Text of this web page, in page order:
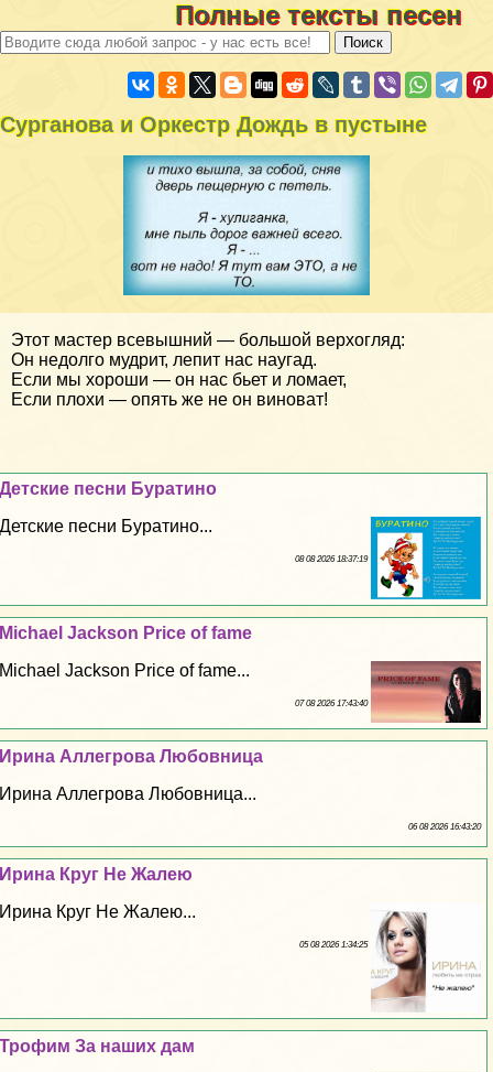
Полные тексты песен
Сурганова и Оркестр Дождь в пустыне
Этот мастер всевышний — большой верхогляд:
Он недолго мудрит, лепит нас наугад.
Если мы хороши — он нас бьет и ломает,
Если плохи — опять же не он виноват!
Детские песни Буратино
Детские песни Буратино...
08 08 2026 18:37:19
Michael Jackson Price of fame
Michael Jackson Price of fame...
07 08 2026 17:43:40
Ирина Аллегрова Любовница
Ирина Аллегрова Любовница...
06 08 2026 16:43:20
Ирина Круг Не Жалею
Ирина Круг Не Жалею...
05 08 2026 1:34:25
Трофим За наших дам